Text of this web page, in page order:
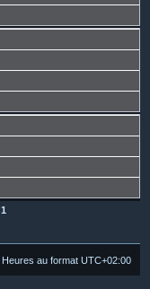
1
Heures au format UTC+02:00